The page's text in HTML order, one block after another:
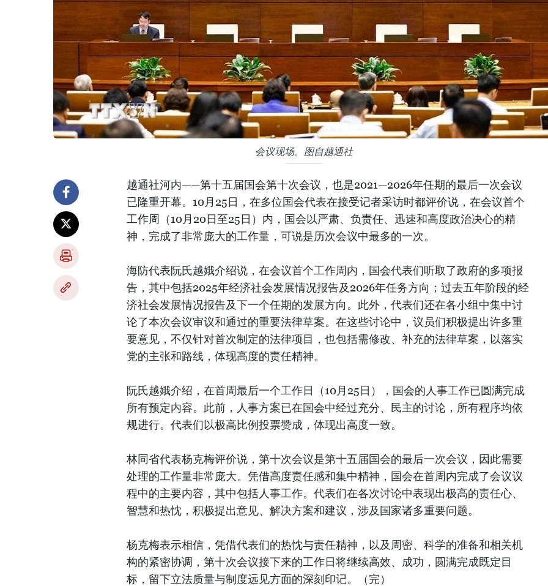
会议现场。图自越通社
越通社河内——第十五届国会第十次会议，也是2021—2026年任期的最后一次会议
已隆重开幕。10月25日，在多位国会代表在接受记者采访时都评价说，在会议首个
工作周（10月20日至25日）内，国会以严肃、负责任、迅速和高度政治决心的精
神，完成了非常庞大的工作量，可说是历次会议中最多的一次。
海防代表阮氏越娥介绍说，在会议首个工作周内，国会代表们听取了政府的多项报
告，其中包括2025年经济社会发展情况报告及2026年任务方向；过去五年阶段的经
济社会发展情况报告及下一个任期的发展方向。此外，代表们还在各小组中集中讨
论了本次会议审议和通过的重要法律草案。在这些讨论中，议员们积极提出许多重
要意见，不仅针对首次制定的法律项目，也包括需修改、补充的法律草案，以落实
党的主张和路线，体现高度的责任精神。
阮氏越娥介绍，在首周最后一个工作日（10月25日），国会的人事工作已圆满完成
所有预定内容。此前，人事方案已在国会中经过充分、民主的讨论，所有程序均依
规进行。代表们以极高比例投票赞成，体现出高度一致。
林同省代表杨克梅评价说，第十次会议是第十五届国会的最后一次会议，因此需要
处理的工作量非常庞大。凭借高度责任感和集中精神，国会在首周内完成了会议议
程中的主要内容，其中包括人事工作。代表们在各次讨论中表现出极高的责任心、
智慧和热忱，积极提出意见、解决方案和建议，涉及国家诸多重要问题。
杨克梅表示相信，凭借代表们的热忱与责任精神，以及周密、科学的准备和相关机
构的紧密协调，第十次会议接下来的工作日将继续高效、成功，圆满完成既定目
标，留下立法质量与制度远见方面的深刻印记。（完）